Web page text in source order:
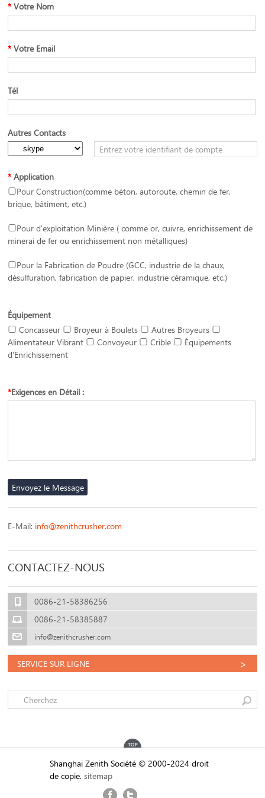
* Votre Nom
* Votre Email
Tél
Autres Contacts
* Application
Pour Construction(comme béton, autoroute, chemin de fer,
brique, bâtiment, etc.)
Pour d'exploitation Minière ( comme or, cuivre, enrichissement de
minerai de fer ou enrichissement non métalliques)
Pour la Fabrication de Poudre (GCC, industrie de la chaux,
désulfuration, fabrication de papier, industrie céramique, etc.)
Équipement
Concasseur
Broyeur à Boulets
Autres Broyeurs
Alimentateur Vibrant
Convoyeur Crible
Équipements
d'Enrichissement
*Exigences en Détail :
E-Mail: info@zenithcrusher.com
CONTACTEZ-NOUS
0086-21-58386256
0086-21-58385887
info@zenithcrusher.com
SERVICE SUR LIGNE >
Shanghai Zenith Société © 2000-2024 droit
de copie. sitemap